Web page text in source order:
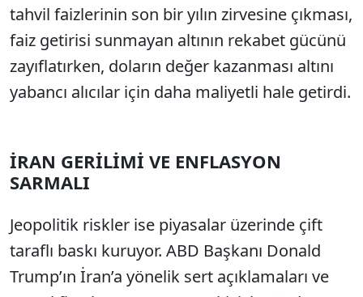
tahvil faizlerinin son bir yılın zirvesine çıkması,
faiz getirisi sunmayan altının rekabet gücünü
zayıflatırken, doların değer kazanması altını
yabancı alıcılar için daha maliyetli hale getirdi.
İRAN GERİLİMİ VE ENFLASYON
SARMALI
Jeopolitik riskler ise piyasalar üzerinde çift
taraflı baskı kuruyor. ABD Başkanı Donald
Trump’ın İran’a yönelik sert açıklamaları ve